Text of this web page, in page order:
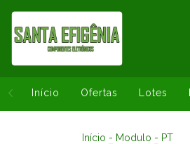
Início Ofertas Lotes
Início - Modulo - PT